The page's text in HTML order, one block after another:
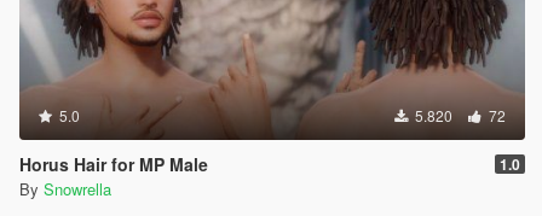
5.0 5.820 72
Horus Hair for MP Male 1.0
By Snowrella